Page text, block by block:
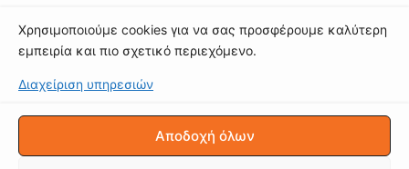
Χρησιμοποιούμε cookies για να σας προσφέρουμε καλύτερη
εμπειρία και πιο σχετικό περιεχόμενο.
Διαχείριση υπηρεσιών
Αποδοχή όλων
Απορρήτου (ΕΕ)
|
Πολιτική Cookies (ΕΕ)
Copyright © 2025 - Απαγορεύεται η χρήση ή επανεκπομπή, μετά